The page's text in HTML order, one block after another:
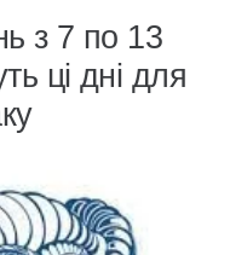
з 7 по 13
ці дні для